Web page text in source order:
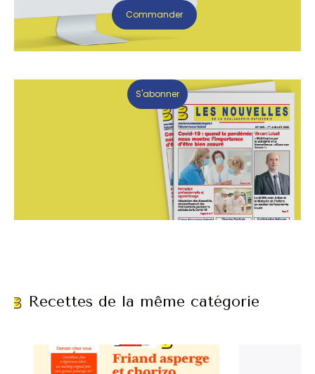
Commander
S'abonner
Recettes de la même catégorie